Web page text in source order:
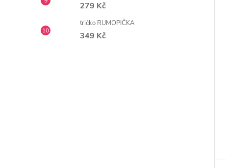
279 Kč
tričko RUMOPIČKA
349 Kč